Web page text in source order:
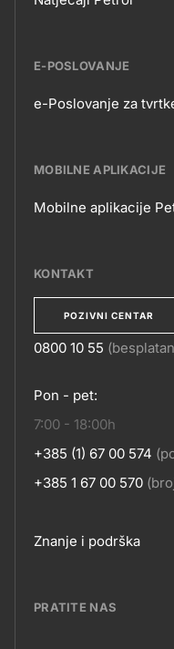
E-POSLOVANJE
e-Poslovanje za
MOBILNE APLIKACIJE
Mobilne aplikacije
KONTAKT
POZIVNI CENTAR
KONTAKT
0800 10 55
Pon - pet:
7:00 - 18:00h
+385 (1) 67 00 574
+385 1 67 00 570
Footer
Znanje i podrška
PRATITE NAS